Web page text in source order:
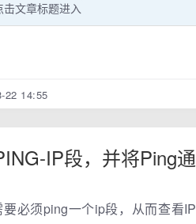
文章标题进入
22 14:55
IP段，并将Ping
必须ping一个ip段，从而查看